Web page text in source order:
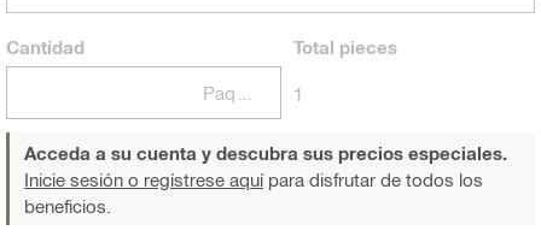
Cantidad Total pieces
1
Acceda a su cuenta y descubra sus precios especiales.
Inicie sesión o regístrese aquípara disfrutar de todos los
beneficios.